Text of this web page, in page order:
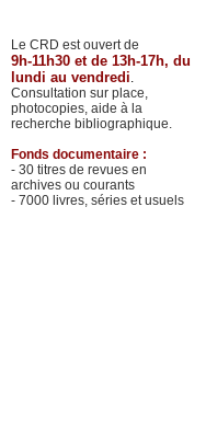
Le CRD est ouvert de
9h-11h30 et de 13h-17h, du
lundi au vendredi.
Consultation sur place,
photocopies, aide à la
recherche bibliographique.
Fonds documentaire :
- 30 titres de revues en
archives ou courants
- 7000 livres, séries et usuels